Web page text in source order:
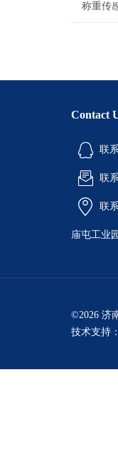
称重传
Contact
联
联
联
庙屯工业
©2026 济
技术支持：